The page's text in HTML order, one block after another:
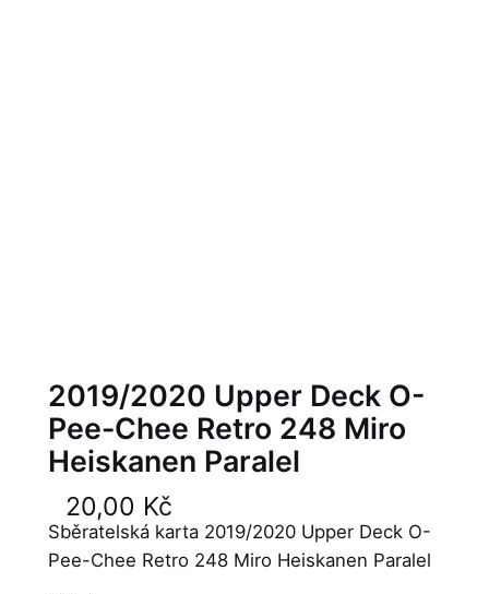
2019/2020 Upper Deck O-
Pee-Chee Retro 248 Miro
Heiskanen Paralel
20,00 Kč
Sběratelská karta 2019/2020 Upper Deck O-
Pee-Chee Retro 248 Miro Heiskanen Paralel